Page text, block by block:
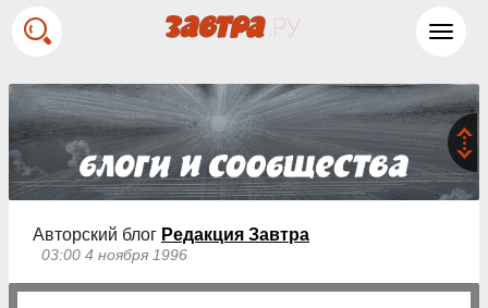
Авторский блог Редакция Завтра
03:00 4 ноября 1996